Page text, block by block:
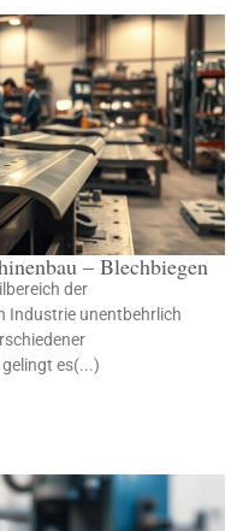
– Blechbiegen
der
Industrie unentbehrlich
es(...)